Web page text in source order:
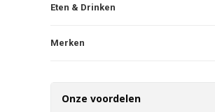
Eten & Drinken
Merken
Onze voordelen